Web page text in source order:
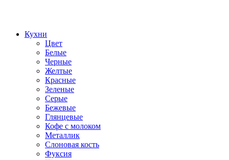
Кухни
Цвет
Белые
Черные
Желтые
Красные
Зеленые
Серые
Бежевые
Глянцевые
Кофе с молоком
Металлик
Слоновая кость
Фуксия